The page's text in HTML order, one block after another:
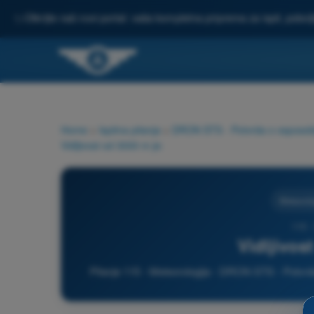
Otkrijte naš novi portal: vaša kompletna priprema za ispit,
Home Ispitna pitanja DRON STS - Potvrda o
Vidljivost od 3000 m je:
Pitanje 115 - Meteorologija - DRON STS -